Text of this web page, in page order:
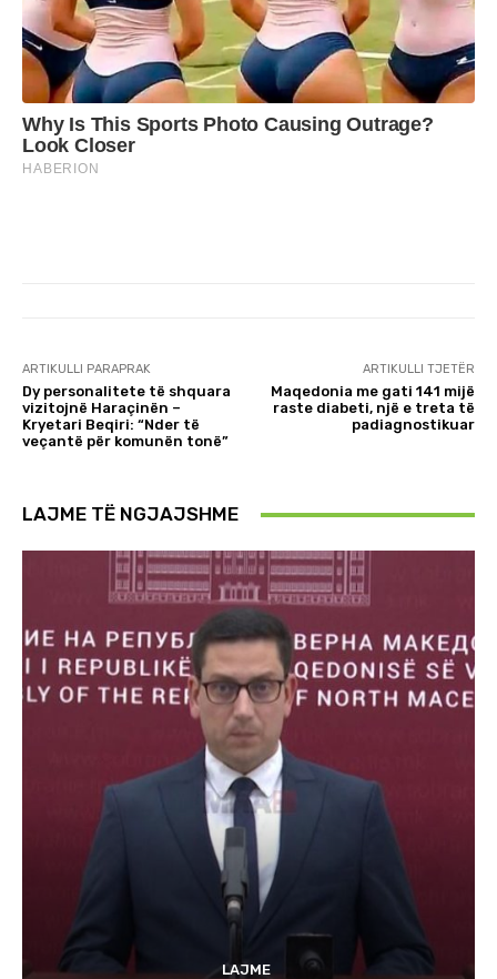
ARTIKULLI PARAPRAK
Dy personalitete të shquara
vizitojnë Haraçinën –
Kryetari Beqiri: “Nder të
veçantë për komunën tonë”
ARTIKULLI TJETËR
Maqedonia me gati 141 mijë
raste diabeti, një e treta të
padiagnostikuar
LAJME TË NGJAJSHME
LAJME